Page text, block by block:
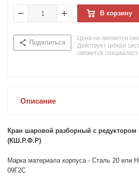
В корзину
Поделиться
Цена не является
Действует гибкая
свяжется
Описание
Кран шаровой разборный с
(КШ.Р.Ф.Р)
Марка материала корпуса - Сталь 20 или
09Г2С